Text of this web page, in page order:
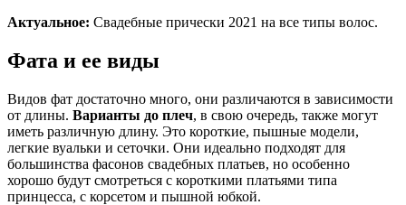
Актуальное: Свадебные прически 2021 на все типы волос.
Фата и ее виды
Видов фат достаточно много, они различаются в зависимости
от длины. Варианты до плеч, в свою очередь, также могут
иметь различную длину. Это короткие, пышные модели,
легкие вуальки и сеточки. Они идеально подходят для
большинства фасонов свадебных платьев, но особенно
хорошо будут смотреться с короткими платьями типа
принцесса, с корсетом и пышной юбкой.